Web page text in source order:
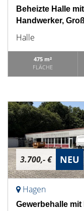
Beheizte Halle
Handwerker,
Halle
475 m²
FLÄCHE
3.700,- € NEU
Hagen
Gewerbehalle